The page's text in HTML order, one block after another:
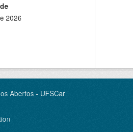
2026
Abertos - UFSCar